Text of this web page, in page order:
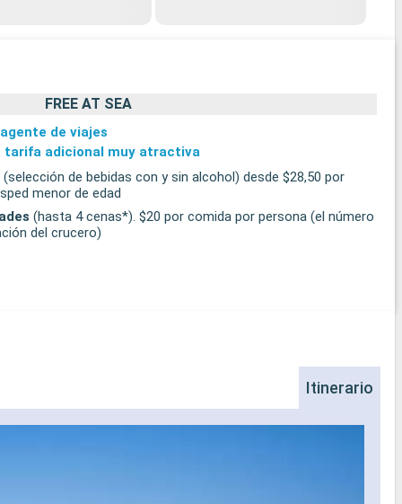
FREE AT SEA
de viajes
tarifa adicional muy atractiva
(selección de bebidas con y sin alcohol) desde $28,50 por
menor de edad
(hasta 4 cenas*). $20 por comida por persona (el número
del crucero)
Itinerario